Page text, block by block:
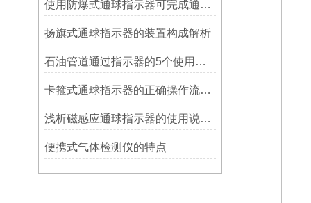
使用防爆式通球指示器可完成通球指示功能
扬旗式通球指示器的装置构成解析
石油管道通过指示器的5个使用说明
卡箍式通球指示器的正确操作流程介绍
浅析磁感应通球指示器的使用说明及特点
便携式气体检测仪的特点